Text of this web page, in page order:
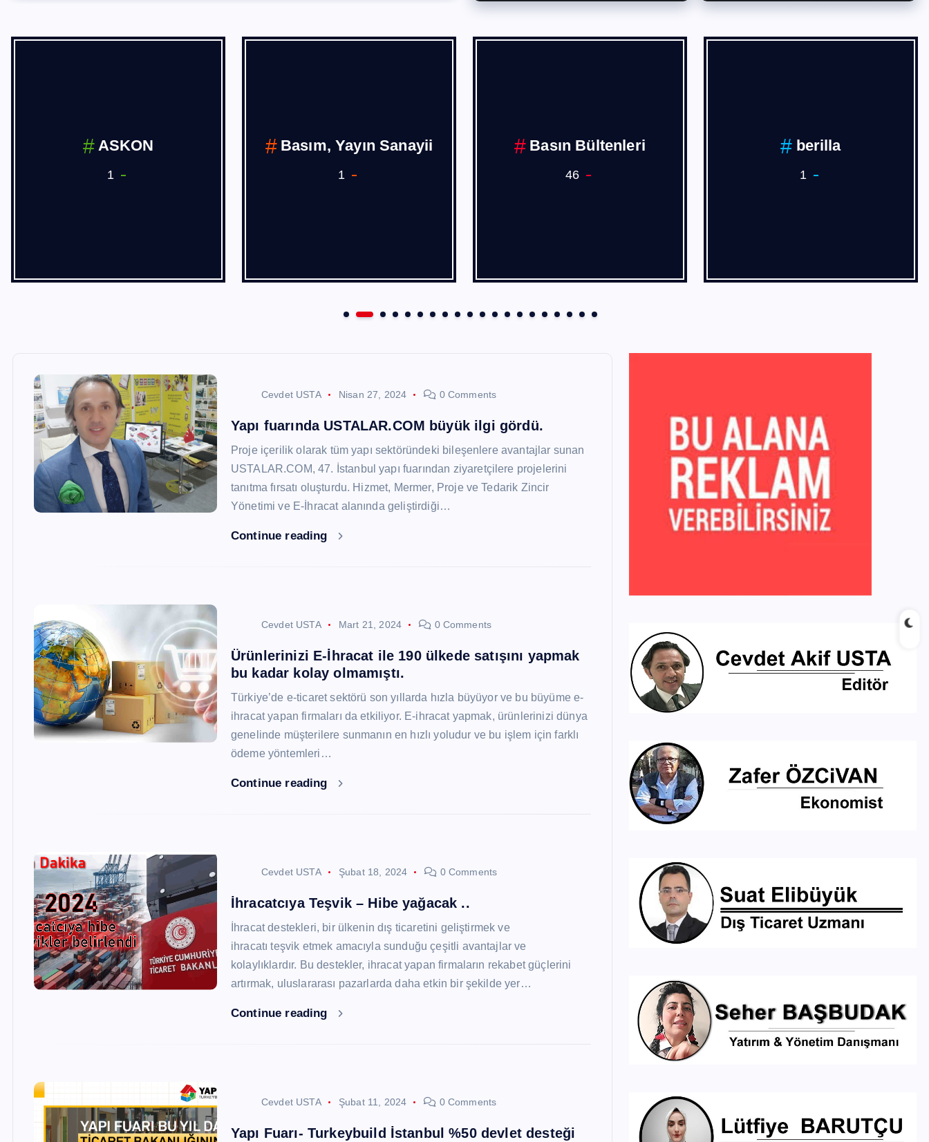
BÖLGESEL
Borusan Burak PEHLİVAN
Cevdet USTA Nisan 27, 2024 0 Comments
Yapı fuarında USTALAR.COM büyük ilgi gördü.
Proje içerilik olarak tüm yapı sektöründeki bileşenlere avantajlar sunan
USTALAR.COM, 47. İstanbul yapı fuarından ziyaretçilere projelerini
tanıtma fırsatı oluşturdu. Hizmet, Mermer, Proje ve Tedarik Zincir
Yönetimi ve E-İhracat alanında geliştirdiği…
Continue reading
Cevdet USTA Mart 21, 2024 0 Comments
Ürünlerinizi E-İhracat ile 190 ülkede satışını yapmak
bu kadar kolay olmamıştı.
Türkiye’de e-ticaret sektörü son yıllarda hızla büyüyor ve bu büyüme e-
ihracat yapan firmaları da etkiliyor. E-ihracat yapmak, ürünlerinizi dünya
genelinde müşterilere sunmanın en hızlı yoludur ve bu işlem için farklı
ödeme yöntemleri…
Continue reading
Cevdet USTA Şubat 18, 2024 0 Comments
İhracatcıya Teşvik – Hibe yağacak ..
İhracat destekleri, bir ülkenin dış ticaretini geliştirmek ve
ihracatı teşvik etmek amacıyla sunduğu çeşitli avantajlar ve
kolaylıklardır. Bu destekler, ihracat yapan firmaların rekabet güçlerini
artırmak, uluslararası pazarlarda daha etkin bir şekilde yer…
Continue reading
Cevdet USTA Şubat 11, 2024 0 Comments
Yapı Fuarı- Turkeybuild İstanbul %50 devlet desteği